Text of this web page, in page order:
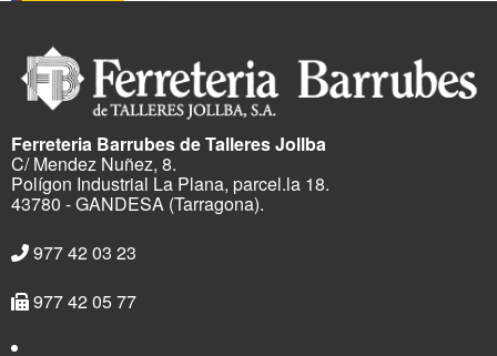
Ferreteria Barrubes de Talleres Jollba
C/ Mendez Nuñez, 8.
Polígon Industrial La Plana, parcel.la 18.
43780 - GANDESA (Tarragona).
977 42 03 23
977 42 05 77